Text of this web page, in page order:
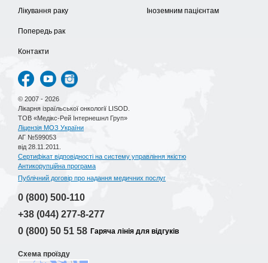
Лікування раку
Попередь рак
Контакти
Іноземним пацієнтам
© 2007 - 2026
Лікарня ізраїльської онкології LISOD.
ТОВ «Медікс-Рей Інтернешнл Груп»
Ліцензія МОЗ України
АГ №599053
від 28.11.2011.
Сертифікат відповідності на систему управління якістю
Антикорупційна програма
Публічний договір про надання медичних послуг
0 (800) 500-110
+38 (044) 277-8-277
0 (800) 50 51 58 Гаряча лінія для відгуків
Схема проїзду